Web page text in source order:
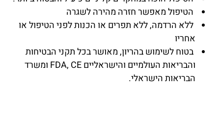
הטיפול מאפשר חזרה מהירה לשגרה
ללא הרדמה, ללא תפרים או הכנות לפני הטיפול או
אחריו
בטוח לשימוש בהריון, מאושר בכל תקני הבטיחות
והבריאות העולמיים והישראליים FDA, CE ומשרד
הבריאות הישראלי.